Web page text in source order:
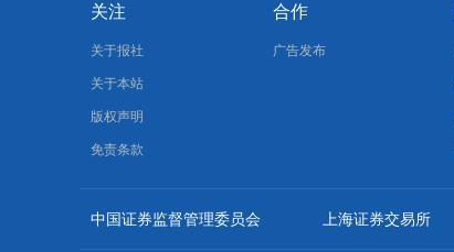
关注
关于报社
关于本站
版权声明
免责条款
合作
广告发布
中国证券监督管理委员会 上海证券交易所